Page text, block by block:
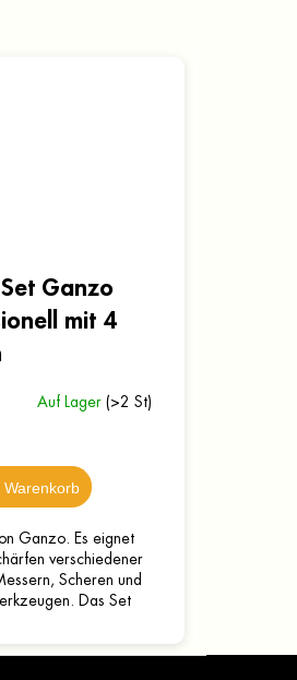
Ganzo
mit 4
Auf Lager (>2 St)
Warenkorb
Ganzo. Es eignet
verschiedener
Scheren und
Das Set